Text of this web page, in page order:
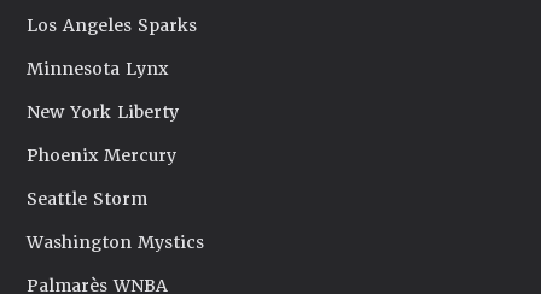
Los Angeles Sparks
Minnesota Lynx
New York Liberty
Phoenix Mercury
Seattle Storm
Washington Mystics
Palmarès WNBA